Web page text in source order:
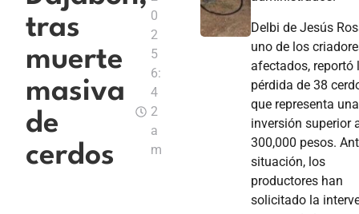
tras
muerte
masiva
de
cerdos
0
2
5
6:
4
2
a
m
Delbi de Jesús
uno de los
afectados, reportó
pérdida de 38
que representa una
inversión superior
300,000 pesos.
situación, los
productores han
solicitado la